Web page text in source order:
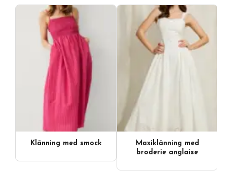
Klänning med smock
Maxiklänning med
broderie anglaise